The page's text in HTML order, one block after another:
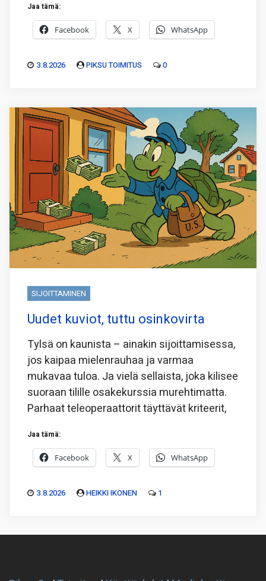
Jaa tämä:
Facebook X WhatsApp
3.8.2026 PIKSU TOIMITUS 0
SIJOITTAMINEN
Uudet kuviot, tuttu osinkovirta
Tylsä on kaunista – ainakin sijoittamisessa,
jos kaipaa mielenrauhaa ja varmaa
mukavaa tuloa. Ja vielä sellaista, joka kilisee
suoraan tilille osakekurssia murehtimatta.
Parhaat teleoperaattorit täyttävät kriteerit,
Jaa tämä:
Facebook X WhatsApp
3.8.2026 HEIKKI IKONEN 1